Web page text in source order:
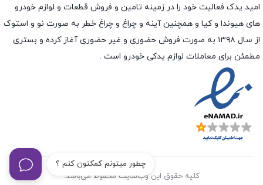
چطور میتونم کمکتون کنم ؟
امید یدک فعالیت خود را در زمینه تامین و فروش قطعات و لوازم خودرو
های هیوندا و کیا و همچنین آینه و چراغ و چراغ خطر به صورت نو و استوک
از سال ۱۳۹۸ به صورت فروش حضوری و غیر حضوری آغاز کرده و بستری
مطمئن برای معاملات لوازم یدکی خودرو است .
کلیه حقوق این وب‌سایت محفوظ می‌باشد.